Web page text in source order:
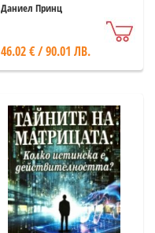
Най-големите
всички времена!
Даниел Принц
46.02 € / 90.01 ЛВ.